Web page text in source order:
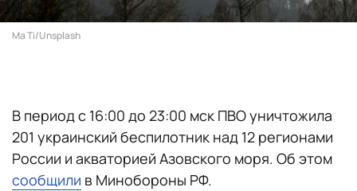
Ma Ti/Unsplash
В период с 16:00 до 23:00 мск ПВО уничтожила
201 украинский беспилотник над 12 регионами
России и акваторией Азовского моря. Об этом
сообщили в Минобороны РФ.